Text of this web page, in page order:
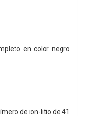
en color negro
de ion-litio de 41